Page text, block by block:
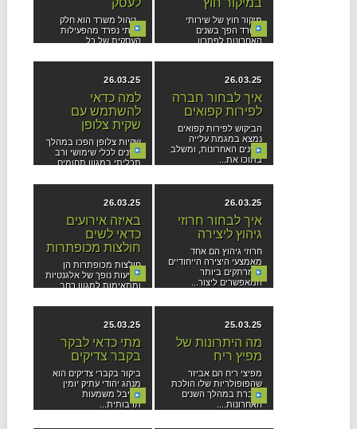
ניהול משרד הוא חלק
בלתי נפרד מהפעילות
העסקית של כל...
מיקור חוץ של שירותי
משרד הפך בשנים
האחרונות לפתרון
26.03.25
למה כדאי
להשתמש עם
שקית צלופן
שקיות צלופן הפכו במהלך
השנים לכלי שימושי ורב
תכליתי במגוון תחומים....
26.03.25
איך לבחור חברה
לפירות קפואים
הביקוש לפירות קפואים
נמצא במגמת עלייה
בשנים האחרונות, ומשלב
בתוכו את...
26.03.25
באיזה אירועים
כדאי לשים
חולצות מכופתרות
חולצות מכופתרות הן
מציעות נופך של אלגנטיות
ומתאימות למגוון רחב
26.03.25
איך לבחור חרוזי
גיהוץ ליצירה
חרוזי גיהוץ הם אחד
מאמצעי היצירה הייחודיים
והמרתקים ביותר
המאפשרים ליצור...
25.03.25
מתי כדאי לבקר
בקבר צדיקים
ביקור בקברי צדיקים הוא
מנהג יהודי עתיק יומין
שקיבל משמעות
תרבותית...
25.03.25
מה היתרונות של
מפיץ ריח
מפיצי ריח הם אביזר
שהפופולריות שלו הולכת
וגוברת במהלך השנים
האחרונות....